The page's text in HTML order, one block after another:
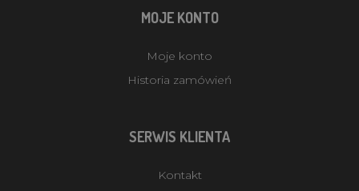
MOJE KONTO
Moje konto
Historia zamówień
SERWIS KLIENTA
Kontakt